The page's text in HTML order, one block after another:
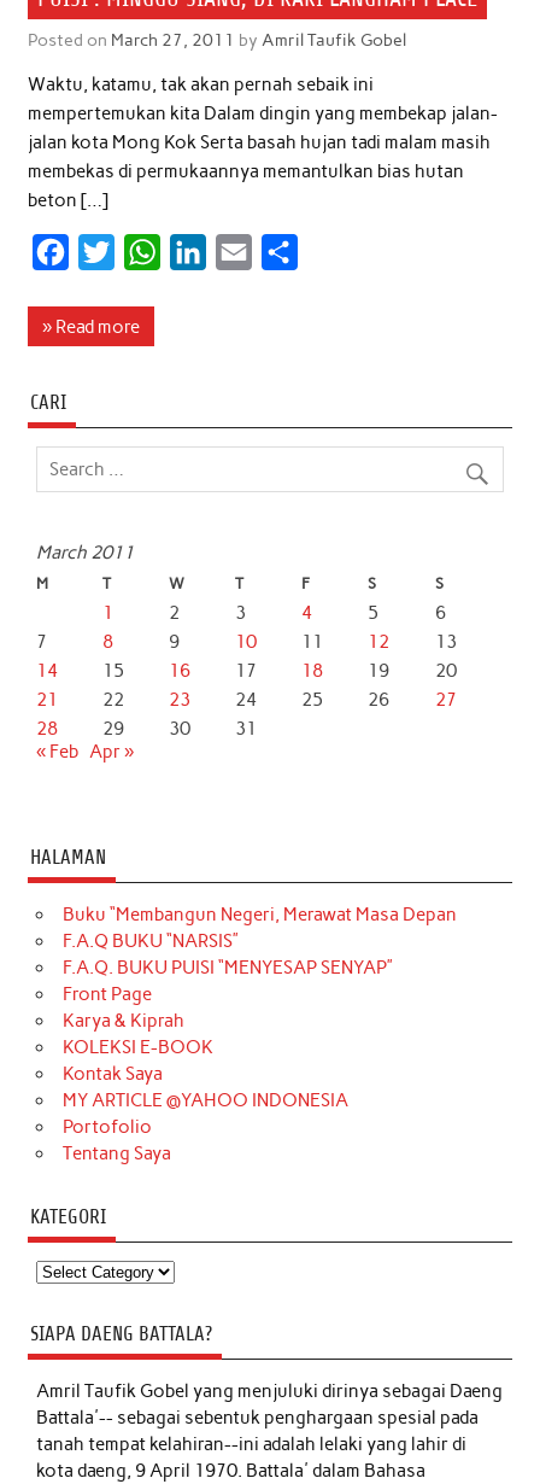
Posted on March 27, 2011 by Amril Taufik Gobel
Waktu, katamu, tak akan pernah sebaik ini
mempertemukan kita Dalam dingin yang membekap jalan-
jalan kota Mong Kok Serta basah hujan tadi malam masih
membekas di permukaannya memantulkan bias hutan
beton […]
c
o
o
i
e
W
A
d
» Read more
CARI
March 2011
M T W T F S S
1 2 3 4 5
6
7
8 9 10 11 12
13
14
15 16 17 18 19
20
21
22 23 24 25 26
27
28
29 30
31
« Feb Apr »
HALAMAN
Buku “Membangun Negeri, Merawat Masa Depan
F.A.Q BUKU “NARSIS”
F.A.Q. BUKU PUISI “MENYESAP SENYAP”
Front Page
Karya & Kiprah
KOLEKSI E-BOOK
Kontak Saya
MY ARTICLE @YAHOO INDONESIA
Portofolio
Tentang Saya
KATEGORI
Kategori
SIAPA DAENG BATTALA?
Amril Taufik Gobelyang menjuluki dirinya sebagai Daeng
Battala'-- sebagai sebentuk penghargaan spesial pada
tanah tempat kelahiran--ini adalah lelaki yang lahir di
kota daeng, 9 April 1970. Battala' dalam Bahasa